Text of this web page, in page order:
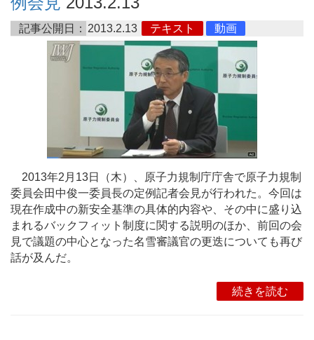
記事公開日： 2013.2.13 テキスト 動画
2013年2月13日（木）、原子力規制庁庁舎で原子力規制
委員会田中俊一委員長の定例記者会見が行われた。今回は
現在作成中の新安全基準の具体的内容や、その中に盛り込
まれるバックフィット制度に関する説明のほか、前回の会
見で議題の中心となった名雪審議官の更迭についても再び
話が及んだ。
続きを読む